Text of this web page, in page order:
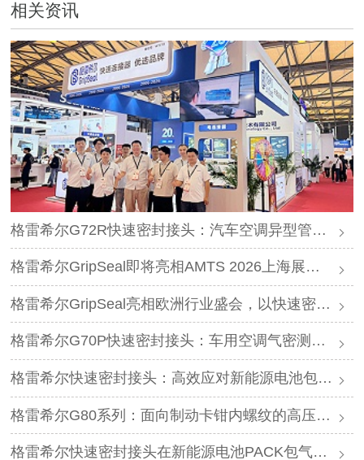
相关资讯
格雷希尔G72R快速密封接头：汽车空调异型管口测试方案
格雷希尔GripSeal即将亮相AMTS 2026上海展，以密封技术赋能汽车制造
格雷希尔GripSeal亮相欧洲行业盛会，以快速密封技术赋能欧洲新能源产业链
格雷希尔G70P快速密封接头：车用空调气密测试的可靠选择
格雷希尔快速密封接头：高效应对新能源电池包防爆阀测试难题
格雷希尔G80系列：面向制动卡钳内螺纹的高压密封连接方案
格雷希尔快速密封接头在新能源电池PACK包气密测试中的应用